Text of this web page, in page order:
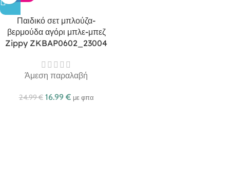
Παιδικό σετ μπλούζα-
βερμούδα αγόρι μπλε-μπεζ
Zippy ZKBAP0602_23004
Άμεση παραλαβή
24.99€ 16.99 € με φπα